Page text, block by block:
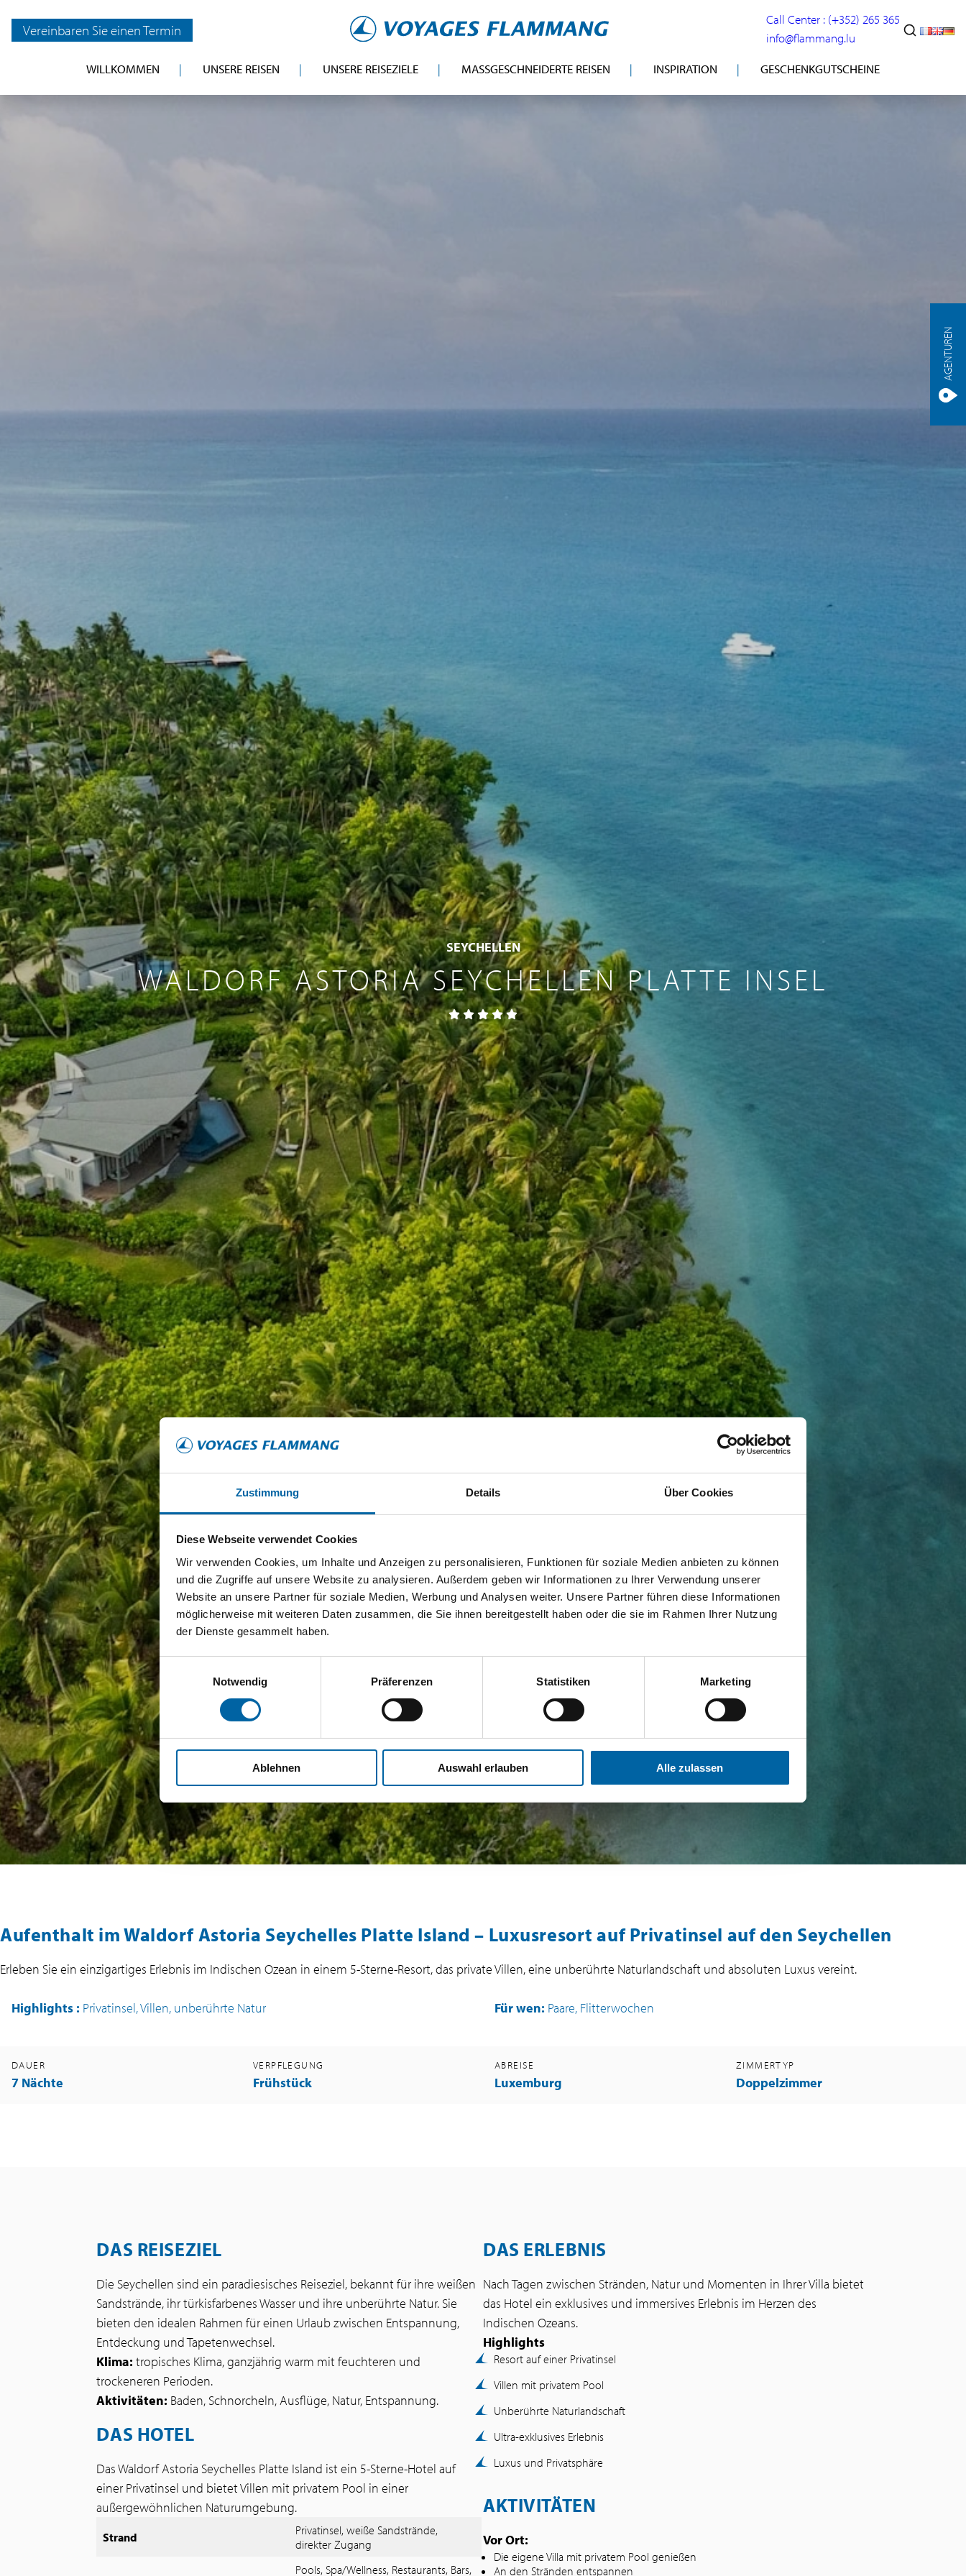
Zustimmung Details Über Cookies
Diese Webseite verwendet Cookies
Wir verwenden Cookies, um Inhalte und Anzeigen zu personalisieren, Funktionen für soziale Medien anbieten zu können
und die Zugriffe auf unsere Website zu analysieren. Außerdem geben wir Informationen zu Ihrer Verwendung unserer
Website an unsere Partner für soziale Medien, Werbung und Analysen weiter. Unsere Partner führen diese Informationen
möglicherweise mit weiteren Daten zusammen, die Sie ihnen bereitgestellt haben oder die sie im Rahmen Ihrer Nutzung
der Dienste gesammelt haben.
Notwendig
Präferenzen Statistiken Marketing
Ablehnen Auswahl erlauben Alle zulassen
Vereinbaren Sie einen Termin
Call Center : (+352) 265 365
info@flammang.lu
AGENTUREN
WILLKOMMEN UNSERE REISEN UNSERE REISEZIELE MASSGESCHNEIDERTE REISEN INSPIRATION GESCHENKGUTSCHEINE
SEYCHELLEN
WALDORF ASTORIA SEYCHELLEN PLATTE INSEL
Aufenthalt im Waldorf Astoria Seychelles Platte Island – Luxusresort auf Privatinsel auf den Seychellen
Erleben Sie ein einzigartiges Erlebnis im Indischen Ozean in einem 5-Sterne-Resort, das private Villen, eine unberührte Naturlandschaft und absoluten Luxus vereint.
Highlights : Privatinsel, Villen, unberührte Natur Für wen: Paare, Flitterwochen
DAUER
7 Nächte
VERPFLEGUNG
Frühstück
ABREISE
Luxemburg
ZIMMERTYP
Doppelzimmer
DAS REISEZIEL
Die Seychellen sind ein paradiesisches Reiseziel, bekannt für ihre weißen
Sandstrände, ihr türkisfarbenes Wasser und ihre unberührte Natur. Sie
bieten den idealen Rahmen für einen Urlaub zwischen Entspannung,
Entdeckung und Tapetenwechsel.
Klima: tropisches Klima, ganzjährig warm mit feuchteren und
trockeneren Perioden.
Aktivitäten: Baden, Schnorcheln, Ausflüge, Natur, Entspannung.
DAS HOTEL
Das Waldorf Astoria Seychelles Platte Island ist ein 5-Sterne-Hotel auf
einer Privatinsel und bietet Villen mit privatem Pool in einer
außergewöhnlichen Naturumgebung.
Strand
Privatinsel, weiße Sandstrände,
direkter Zugang
Pools, Spa/Wellness, Restaurants, Bars,
DAS ERLEBNIS
Nach Tagen zwischen Stränden, Natur und Momenten in Ihrer Villa bietet
das Hotel ein exklusives und immersives Erlebnis im Herzen des
Indischen Ozeans.
Highlights
Resort auf einer Privatinsel
Villen mit privatem Pool
Unberührte Naturlandschaft
Ultra-exklusives Erlebnis
Luxus und Privatsphäre
AKTIVITÄTEN
Vor Ort:
Die eigene Villa mit privatem Pool genießen
An den Stränden entspannen